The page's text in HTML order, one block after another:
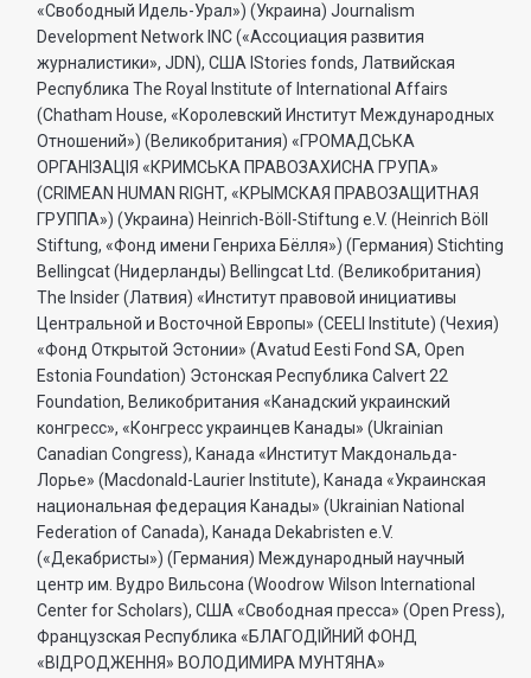
«Свободный Идель-Урал») (Украина) Journalism
Development Network INC («Ассоциация развития
журналистики», JDN), США IStories fonds, Латвийская
Республика The Royal Institute of International Affairs
(Chatham House, «Королевский Институт Международных
Отношений») (Великобритания) «ГРОМАДСЬКА
ОРГАНIЗАЦIЯ «КРИМСЬКА ПРАВОЗАХИСНА ГРУПА»
(CRIMEAN HUMAN RIGHT, «КРЫМСКАЯ ПРАВОЗАЩИТНАЯ
ГРУППА») (Украина) Heinrich-Böll-Stiftung e.V. (Heinrich Böll
Stiftung, «Фонд имени Генриха Бёлля») (Германия) Stichting
Bellingcat (Нидерланды) Bellingcat Ltd. (Великобритания)
The Insider (Латвия) «Институт правовой инициативы
Центральной и Восточной Европы» (CEELI Institute) (Чехия)
«Фонд Открытой Эстонии» (Avatud Eesti Fond SA, Open
Estonia Foundation) Эстонская Республика Calvert 22
Foundation, Великобритания «Канадский украинский
конгресс», «Конгресс украинцев Канады» (Ukrainian
Canadian Congress), Канада «Институт Макдональда-
Лорье» (Macdonald-Laurier Institute), Канада «Украинская
национальная федерация Канады» (Ukrainian National
Federation of Canada), Канада Dekabristen e.V.
(«Декабристы») (Германия) Международный научный
центр им. Вудро Вильсона (Woodrow Wilson International
Center for Scholars), США «Свободная пресса» (Open Press),
Французская Республика «БЛАГОДIЙНИЙ ФОНД
«ВIДРОДЖЕННЯ» ВОЛОДИМИРА МУНТЯНА»